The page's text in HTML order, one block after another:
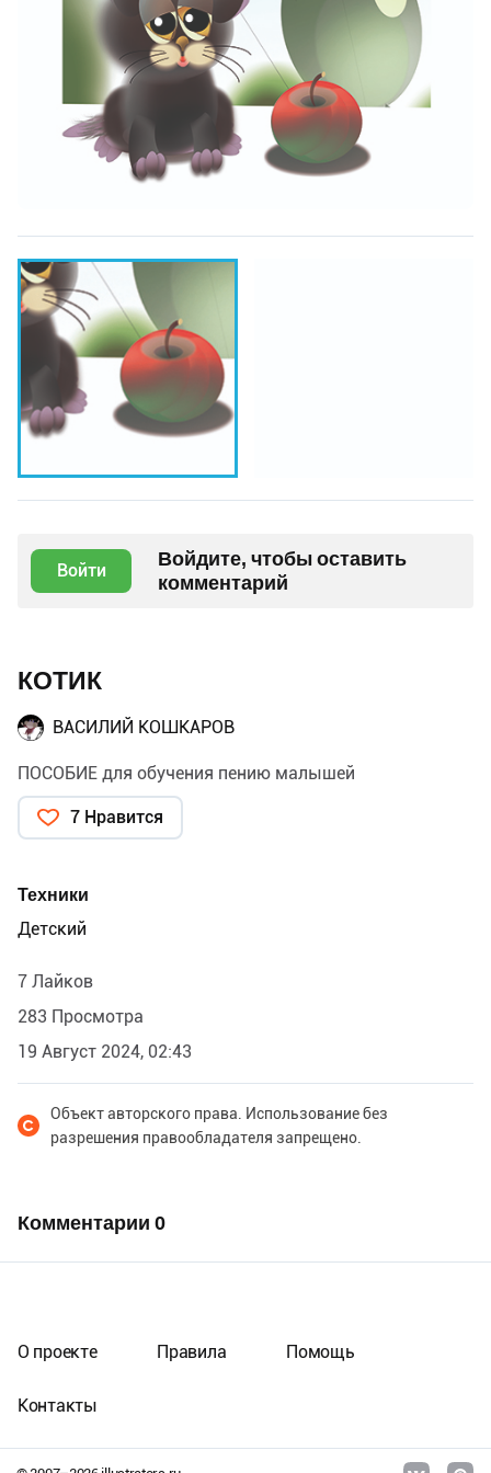
Войти
Войдите, чтобы оставить
комментарий
КОТИК
ВАСИЛИЙ КОШКАРОВ
ПОСОБИЕ для обучения пению малышей
7 Нравится
Техники
Детский
7 Лайков
283 Просмотра
19 Август 2024, 02:43
Объект авторского права. Использование без
разрешения правообладателя запрещено.
Комментарии 0
О проекте Правила Помощь
Контакты